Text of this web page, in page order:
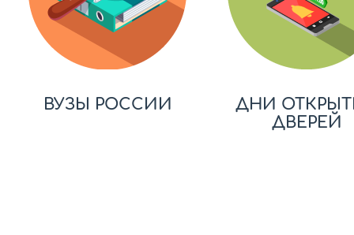
ВУЗЫ РОССИИ
ДНИ
ДВЕРЕЙ